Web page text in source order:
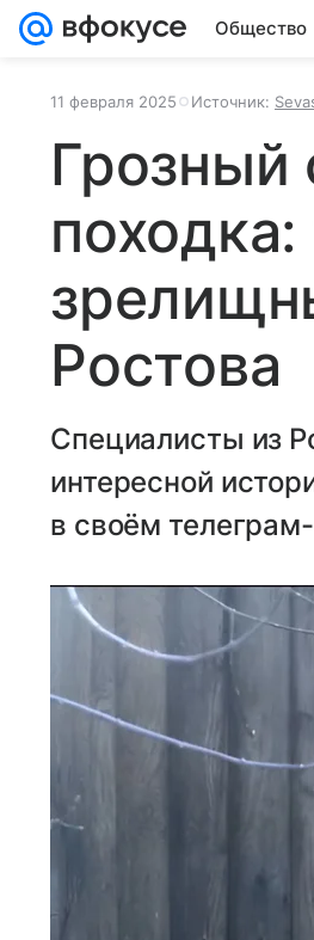
Общество
11 февраля 2025 Источник:
Грозный
Ростова
Специалисты из
интересной
в своём